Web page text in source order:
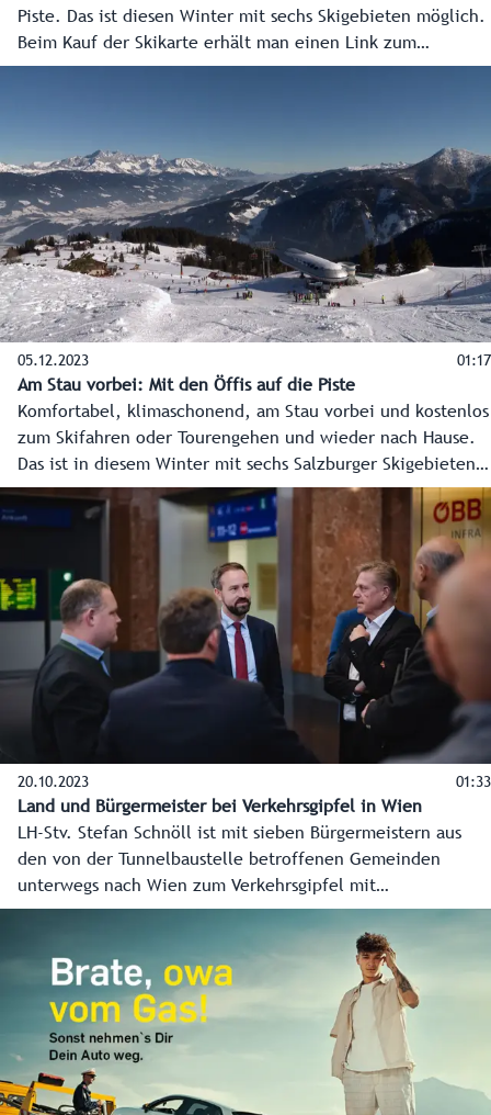
Piste. Das ist diesen Winter mit sechs Skigebieten möglich.
Beim Kauf der Skikarte erhält man einen Link zum
kostenlosen Öffi-Ticket.
05.12.2023 01:17
Am Stau vorbei: Mit den Öffis auf die Piste
Komfortabel, klimaschonend, am Stau vorbei und kostenlos
zum Skifahren oder Tourengehen und wieder nach Hause.
Das ist in diesem Winter mit sechs Salzburger Skigebieten
möglich. Ohne Mehrkosten kann man zu den Tickets die
An- und Abreise mit allen öffentlichen Verkehrsmitteln im
Bundesland Salzburg buchen.
20.10.2023 01:33
Land und Bürgermeister bei Verkehrsgipfel in Wien
LH-Stv. Stefan Schnöll ist mit sieben Bürgermeistern aus
den von der Tunnelbaustelle betroffenen Gemeinden
unterwegs nach Wien zum Verkehrsgipfel mit
Bundesministerin Leonore Gewessler. Ziel ist eine